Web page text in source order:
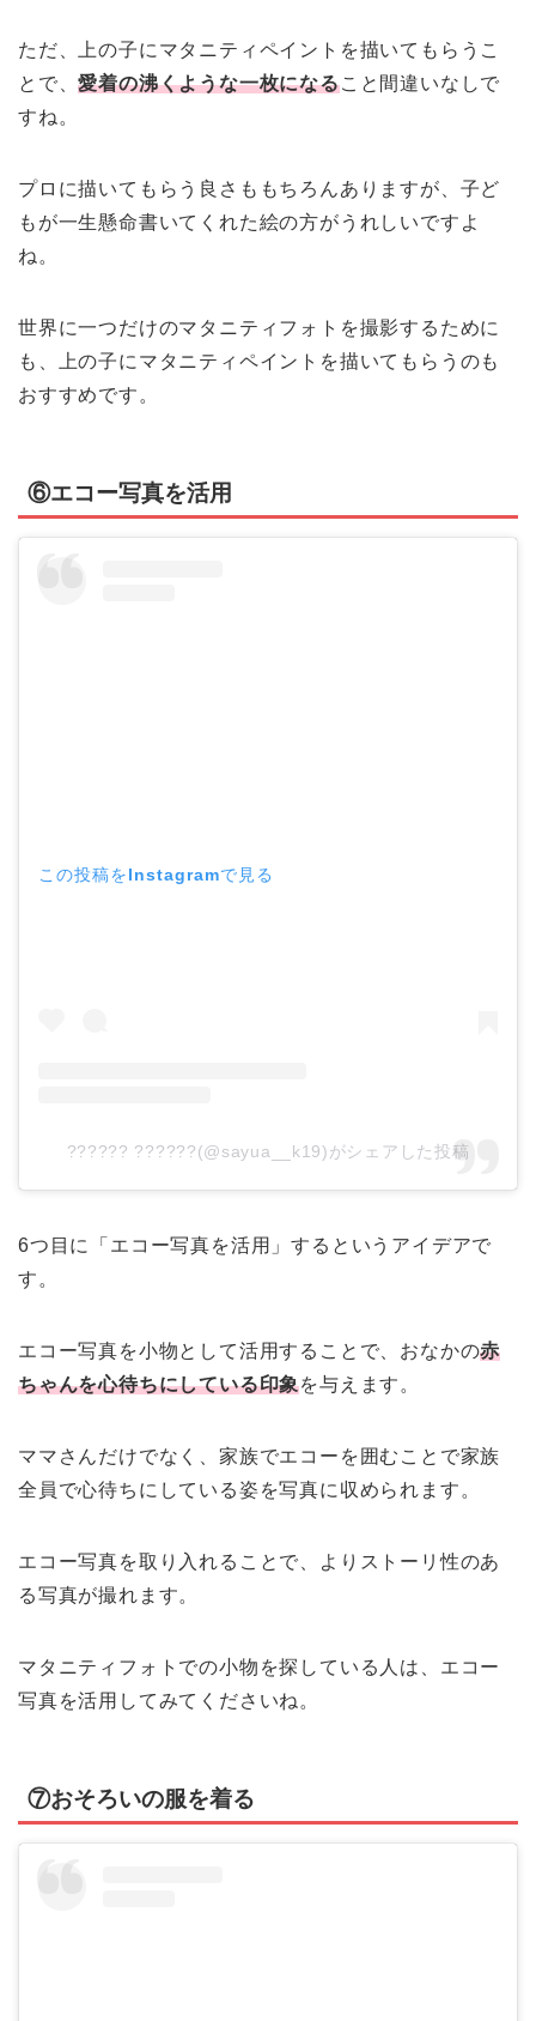
ただ、上の子にマタニティペイントを描いてもらうこ
とで、愛着の沸くような一枚になること間違いなしで
すね。
プロに描いてもらう良さももちろんありますが、子ど
もが一生懸命書いてくれた絵の方がうれしいですよ
ね。
世界に一つだけのマタニティフォトを撮影するために
も、上の子にマタニティペイントを描いてもらうのも
おすすめです。
⑥エコー写真を活用
この投稿をInstagramで見る
?????? ??????(@sayua__k19)がシェアした投稿
6つ目に「エコー写真を活用」するというアイデアで
す。
エコー写真を小物として活用することで、おなかの赤
ちゃんを心待ちにしている印象を与えます。
ママさんだけでなく、家族でエコーを囲むことで家族
全員で心待ちにしている姿を写真に収められます。
エコー写真を取り入れることで、よりストーリ性のあ
る写真が撮れます。
マタニティフォトでの小物を探している人は、エコー
写真を活用してみてくださいね。
⑦おそろいの服を着る